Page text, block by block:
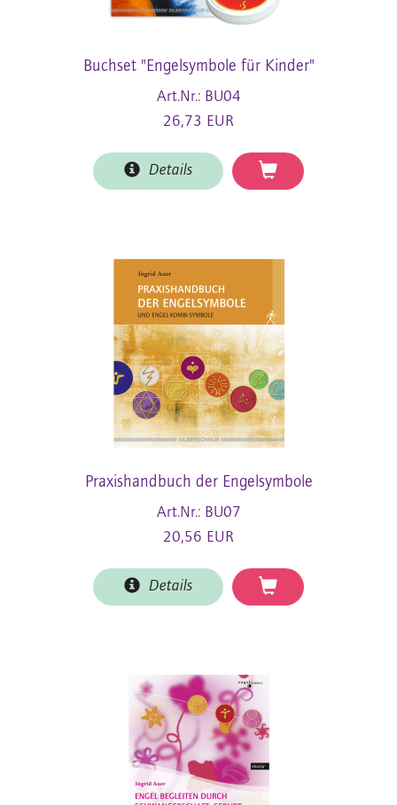
Buchset "Engelsymbole für Kinder"
Art.Nr.: BU04
26,73 EUR
Details
Praxishandbuch der Engelsymbole
Art.Nr.: BU07
20,56 EUR
Details